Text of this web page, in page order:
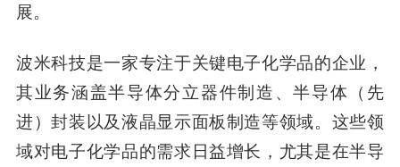
展。
波米科技是一家专注于关键电子化学品的企业，
其业务涵盖半导体分立器件制造、半导体（先
进）封装以及液晶显示面板制造等领域。这些领
域对电子化学品的需求日益增长，尤其是在半导